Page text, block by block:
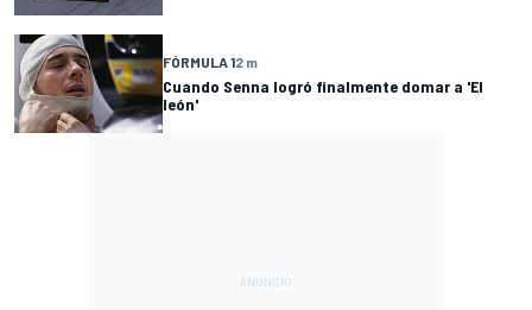
FÓRMULA 12 m
Cuando Senna logró finalmente domar a 'El
león'